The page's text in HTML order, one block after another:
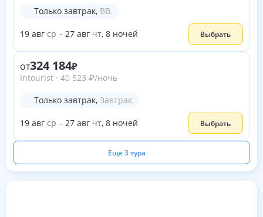
Только завтрак, BB.
19 авг ср – 27 авг чт, 8 ночей Выбрать
от324 184
Intourist · 40 523 ₽/ночь
Только завтрак, Завтрак
19 авг ср – 27 авг чт, 8 ночей Выбрать
Ещё 3 тура